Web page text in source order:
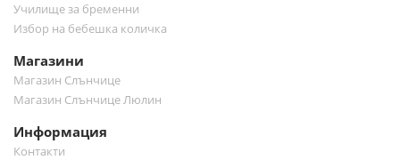
Училище за бременни
Избор на бебешка количка
Магазини
Магазин Слънчице
Магазин Слънчице Люлин
Информация
Контакти